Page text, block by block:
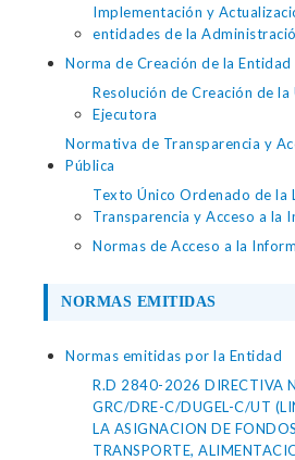
Implementación y
entidades de la
Norma de Creación de la Entidad
Resolución de Creación de la
Ejecutora
Normativa de Transparencia y
Pública
Texto Único Ordenado de la
Transparencia y Acceso a la
Normas de Acceso a la
NORMAS EMITIDAS
Normas emitidas por la Entidad
R.D 2840-2026 DIRECTIVA
GRC/DRE-C/DUGEL-C/UT
LA ASIGNACION DE
TRANSPORTE,